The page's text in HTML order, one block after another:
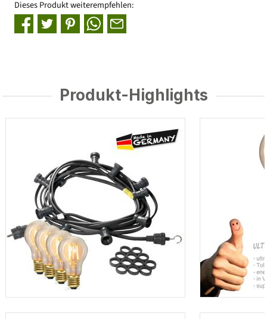
Dieses Produkt weiterempfehlen:
Produkt-Highlights